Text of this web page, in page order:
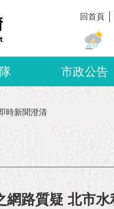
回首頁
市政公告
時新聞澄清
網路質疑 北市